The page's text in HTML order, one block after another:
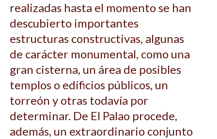
realizadas hasta el momento se han
descubierto importantes
estructuras constructivas, algunas
de carácter monumental, como una
gran cisterna, un área de posibles
templos o edificios públicos, un
torreón y otras todavía por
determinar. De El Palao procede,
además, un extraordinario conjunto